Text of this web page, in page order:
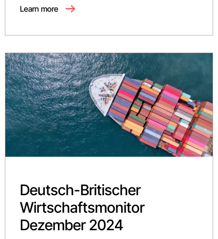
Learn more
Deutsch-Britischer
Wirtschaftsmonitor
Dezember 2024